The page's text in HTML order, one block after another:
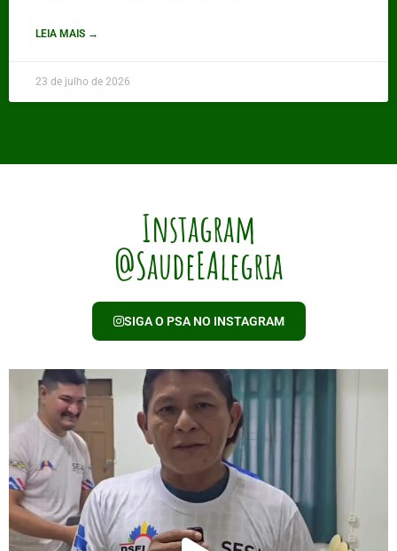
LEIA MAIS →
23 de julho de 2026
Instagram
@SaudeEAlegria
SIGA O PSA NO INSTAGRAM